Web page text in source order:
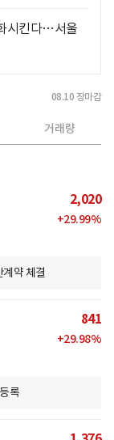
시킨다…서울
08.10 장마감
거래량
2,020
+29.99%
약 체결
841
+29.98%
록